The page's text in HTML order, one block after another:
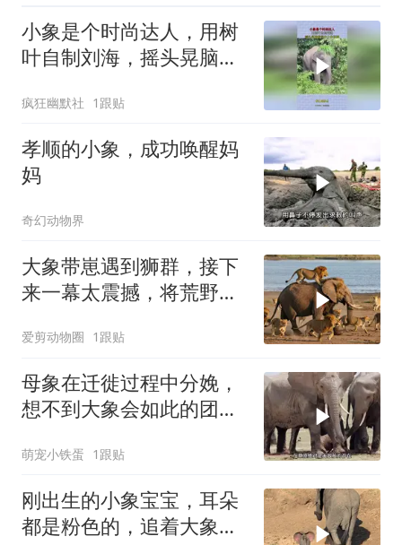
小象是个时尚达人，用树
叶自制刘海，摇头晃脑看
疯狂幽默社 1跟贴
孝顺的小象，成功唤醒妈
妈
奇幻动物界
大象带崽遇到狮群，接下
来一幕太震撼，将荒野规
爱剪动物圈 1跟贴
母象在迁徙过程中分娩，
想不到大象会如此的团结
萌宠小铁蛋 1跟贴
刚出生的小象宝宝，耳朵
都是粉色的，追着大象妈